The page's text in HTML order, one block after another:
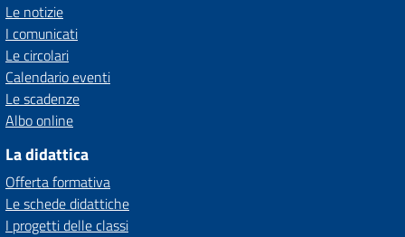
Le notizie
I comunicati
Le circolari
Calendario eventi
Le scadenze
Albo online
La didattica
Offerta formativa
Le schede didattiche
I progetti delle classi